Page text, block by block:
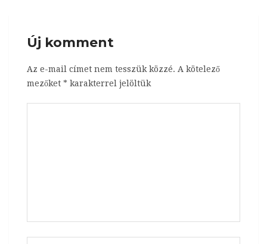
Új komment
Az e-mail címet nem tesszük közzé. A kötelező
mezőket * karakterrel jelöltük